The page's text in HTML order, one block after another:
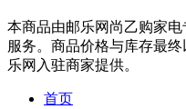
本商品由邮乐网尚乙购家
服务。商品价格与库存最
乐网入驻商家提供。
首页